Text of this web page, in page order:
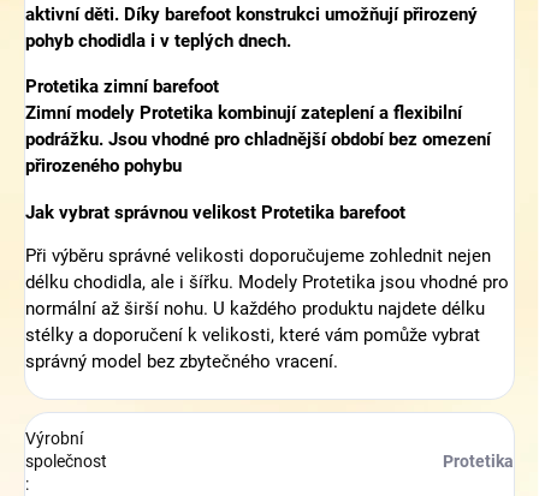
aktivní děti. Díky barefoot konstrukci umožňují přirozený
pohyb chodidla i v teplých dnech.
Protetika zimní barefoot
Zimní modely Protetika kombinují zateplení a flexibilní
podrážku. Jsou vhodné pro chladnější období bez omezení
přirozeného pohybu
Jak vybrat správnou velikost Protetika barefoot
Při výběru správné velikosti doporučujeme zohlednit nejen
délku chodidla, ale i šířku. Modely Protetika jsou vhodné pro
normální až širší nohu. U každého produktu najdete délku
stélky a doporučení k velikosti, které vám pomůže vybrat
správný model bez zbytečného vracení.
Výrobní
společnost
:
Protetika